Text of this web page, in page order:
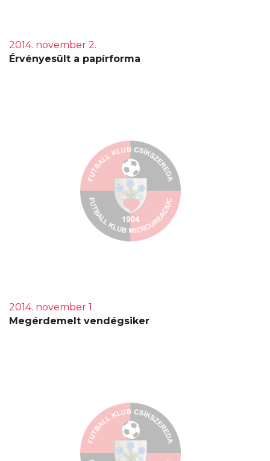
2014. november 2.
Érvényesült a papírforma
2014. november 1.
Megérdemelt vendégsiker